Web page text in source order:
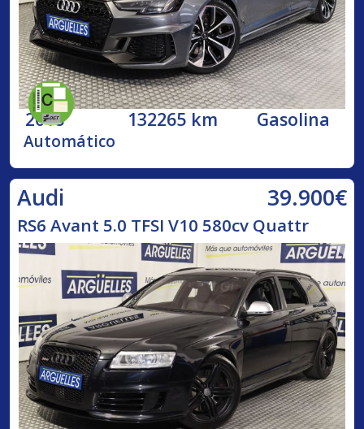
2018 132265 km Gasolina
Automático
Audi 39.900€
RS6 Avant 5.0 TFSI V10 580cv Quattr